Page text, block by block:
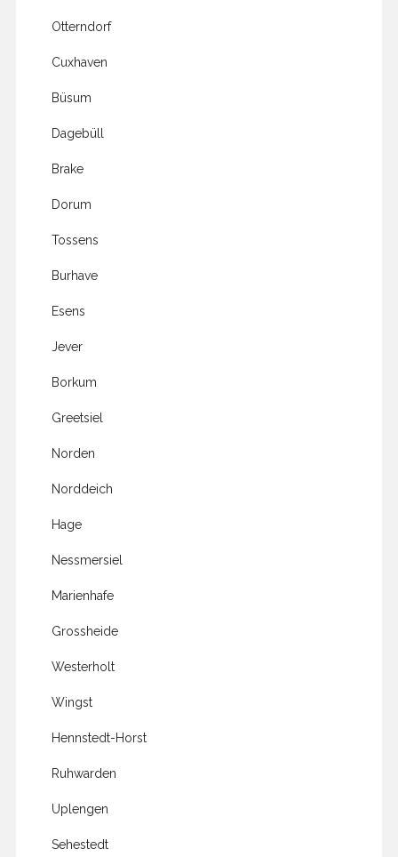
Otterndorf
Cuxhaven
Büsum
Dagebüll
Brake
Dorum
Tossens
Burhave
Esens
Jever
Borkum
Greetsiel
Norden
Norddeich
Hage
Nessmersiel
Marienhafe
Grossheide
Westerholt
Wingst
Hennstedt-Horst
Ruhwarden
Uplengen
Sehestedt